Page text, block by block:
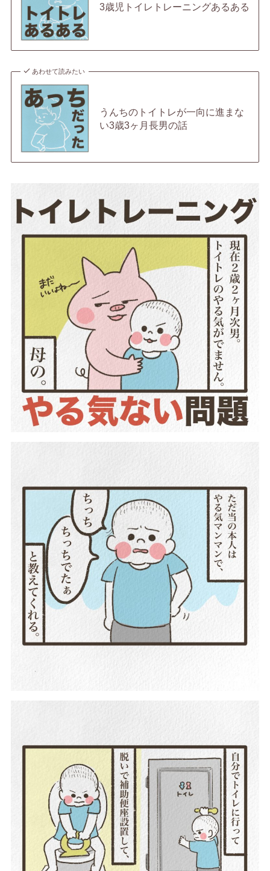
3歳児トイレトレーニングあるある
あわせて読みたい
うんちのトイトレが一向に進まな
い3歳3ヶ月長男の話